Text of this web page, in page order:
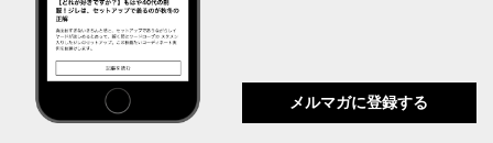
メルマガに登録する